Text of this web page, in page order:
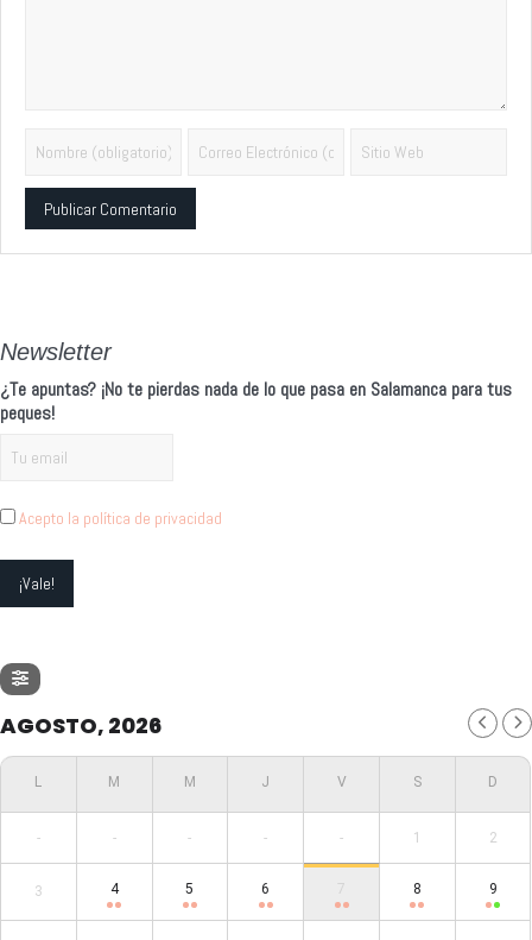
Newsletter
¿Te apuntas? ¡No te pierdas nada de lo que pasa en Salamanca para tus
peques!
Acepto la política de privacidad
AGOSTO, 2026
- - - - - 1 2
3 4 5 6 7 8 9